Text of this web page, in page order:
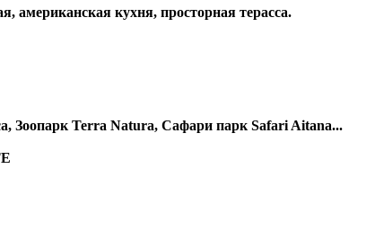
американская кухня, просторная терасса.
, Зоопарк Terra Natura, Сафари парк Safari Aitana...